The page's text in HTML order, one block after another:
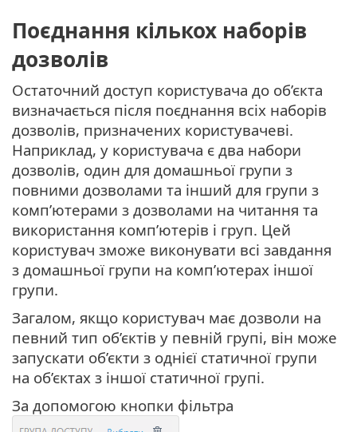
Поєднання кількох наборів
дозволів
Остаточний доступ користувача до об’єкта
визначається після поєднання всіх наборів
дозволів, призначених користувачеві.
Наприклад, у користувача є два набори
дозволів, один для домашньої групи з
повними дозволами та інший для групи з
комп’ютерами з дозволами на читання та
використання комп’ютерів і груп. Цей
користувач зможе виконувати всі завдання
з домашньої групи на комп’ютерах іншої
групи.
Загалом, якщо користувач має дозволи на
певний тип об’єктів у певній групі, він може
запускати об’єкти з однієї статичної групи
на об’єктах з іншої статичної групі.
За допомогою кнопки фільтра